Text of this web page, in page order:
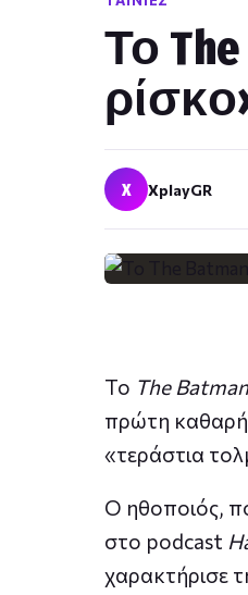
Το
X XplayGR
Το The
πρώτη καθαρή
«τεράστια
Ο ηθοποιός,
στο podcast
χαρακτήρισε